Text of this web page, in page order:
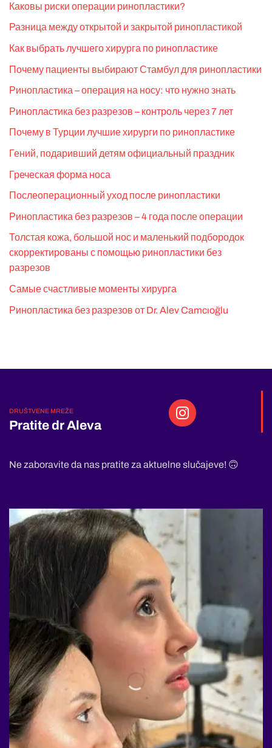
Каковы риски операции ринопластики?
Разница между открытой и закрытой ринопластикой
Как выбрать лучшего хирурга по ринопластике
Почему пациенты выбирают Стамбул для ринопластики
Ринопластика – операция на носу: что нужно знать
Ринопластика без разрезов – контроль через 7 лет
Почему в Турции лучшие хирурги по ринопластике
Гений, подаривший детям официальный праздник
Греческая форма носа
Послеоперационный уход после ринопластики
Ринопластика без разрезов – 4 года после операции
Толстая кожа, большой нос и маленький подбородок
скорректированы с помощью ринопластики без
разрезов
Самые счастливые моменты хирурга
Ринопластика без разрезов от Dr. Alev Camcıoğlu
DRUŠTVENE MREŽE
Pratite dr Aleva
Ne zaboravite da nas pratite za aktuelne slučajeve! 🙃